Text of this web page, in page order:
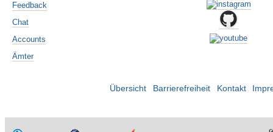
Feedback
Chat
Accounts
Ämter
Übersicht Barrierefreiheit Kontakt